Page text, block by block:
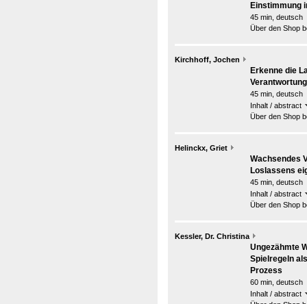
Einstimmung
45 min, deutsch
Über den Shop
Kirchhoff, Jochen
Erkenne die
Verantwortung
45 min, deutsch
Inhalt / abstract
Über den Shop
Helinckx, Griet
Wachsendes
Loslassens
45 min, deutsch
Inhalt / abstract
Über den Shop
Kessler, Dr. Christina
Ungezähmte
Spielregeln
Prozess
60 min, deutsch
Inhalt / abstract